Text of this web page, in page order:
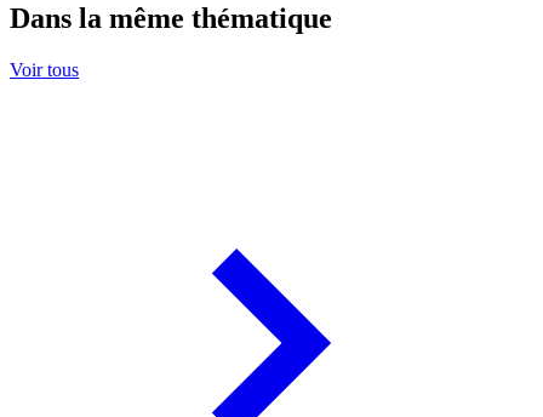
Dans la même thématique
Voir tous